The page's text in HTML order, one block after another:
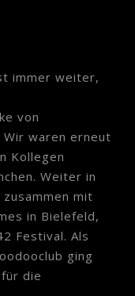
immer weiter,
von
waren erneut
Kollegen
Weiter in
mit
in Bielefeld,
Festival. Als
ging
die